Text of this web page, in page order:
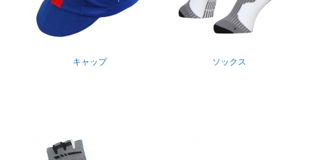
キャップ ソックス